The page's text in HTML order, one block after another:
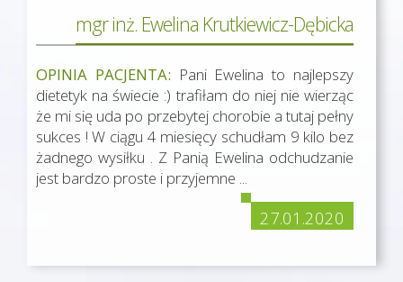
mgr inż. Ewelina Krutkiewicz-Dębicka
OPINIA PACJENTA: Pani Ewelina to najlepszy
dietetyk na świecie :) trafiłam do niej nie wierząc
że mi się uda po przebytej chorobie a tutaj pełny
sukces ! W ciągu 4 miesięcy schudłam 9 kilo bez
żadnego wysiłku . Z Panią Ewelina odchudzanie
jest bardzo proste i przyjemne ...
27.01.2020